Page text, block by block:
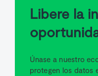
Libere la
Únase a nuestro
protegen los datos